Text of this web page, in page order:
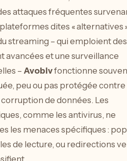
attaques fréquentes
dites « alternatives
streaming – qui emploient des
et une surveillance
– Avobivfonctionne
peu ou pas protégée contre
de données. Les
comme les antivirus, ne
les menaces spécifiques :
de lecture, ou redirections